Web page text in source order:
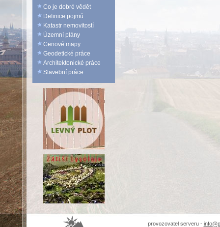
Co je dobré vědět
Definice pojmů
Katastr nemovitostí
Územní plány
Cenové mapy
Geodetické práce
Architektonické práce
Stavební práce
provozovatel serveru -